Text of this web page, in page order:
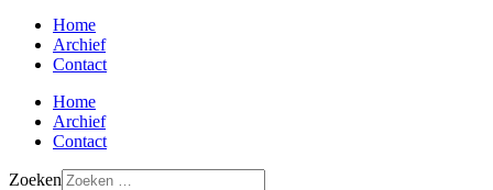
Home
Archief
Contact
Home
Archief
Contact
Zoeken